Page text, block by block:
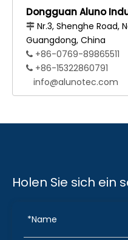
Dongguan Aluno
 Nr.3, Shenghe Road,
Guangdong, China
 +86-0769-89865511
 +86-15322860791
info@alunotec.com
Holen Sie sich ein